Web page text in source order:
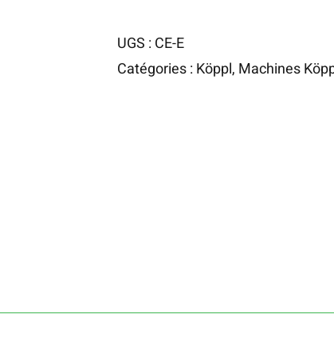
UGS :CE-E
Catégories :Köppl, Machines